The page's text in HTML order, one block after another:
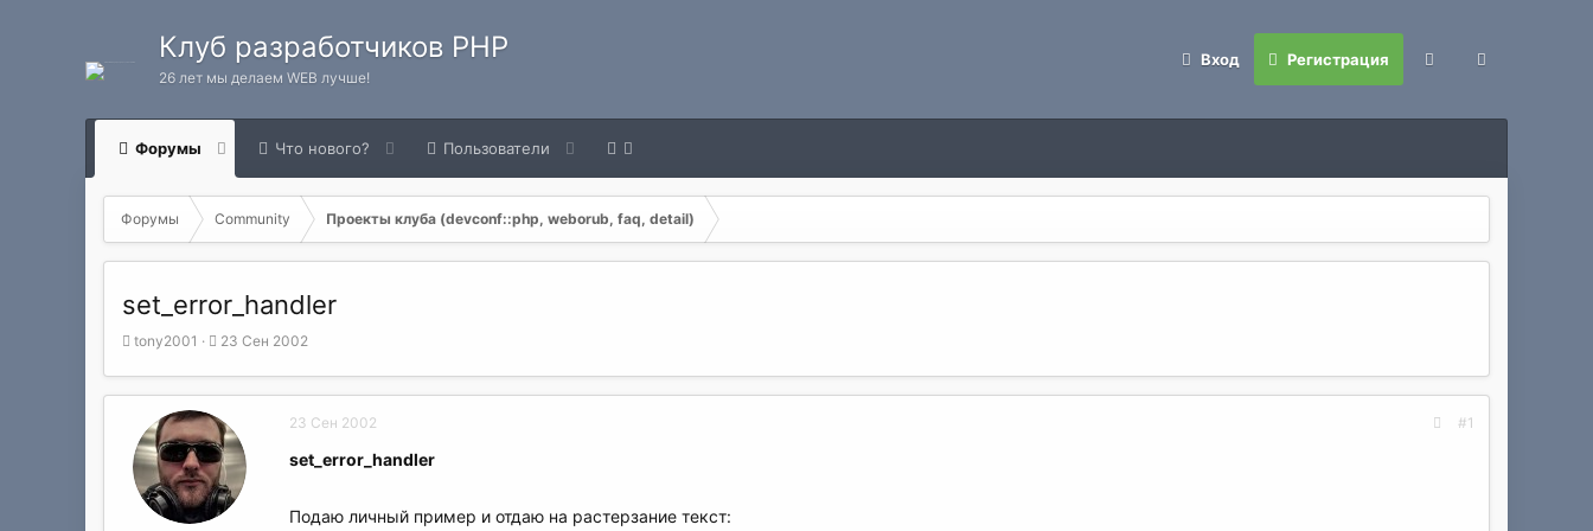
Клуб разработчиков PHP
26 лет мы делаем WEB лучше!
Вход Регистрация
Форумы Что нового? Пользователи
Форумы Community Проекты клуба (devconf::php, weborub, faq, detail)
set_error_handler
А
т
т
е
м
tony2001
Д
т
н
а
ч
а
л
23 Сен 2002
23 Сен 2002 #1
set_error_handler
Подаю личный пример и отдаю на растерзание текст: